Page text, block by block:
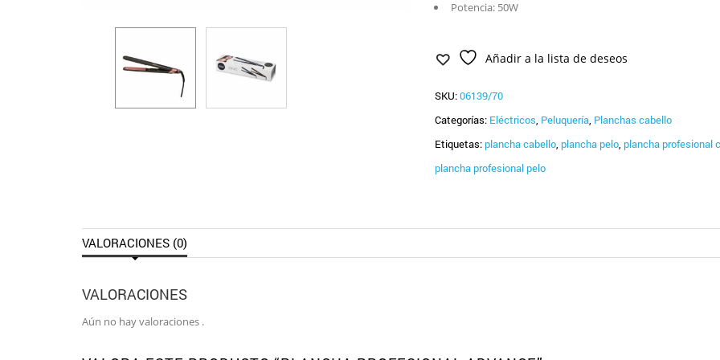
Potencia: 50W
Añadir a la lista de deseos
SKU:06139/70
Categorías: Eléctricos, Peluquería, Planchas cabello
Etiquetas: plancha cabello, plancha pelo, plancha profesional
plancha profesional pelo
VALORACIONES (0)
VALORACIONES
Aún no hay valoraciones .